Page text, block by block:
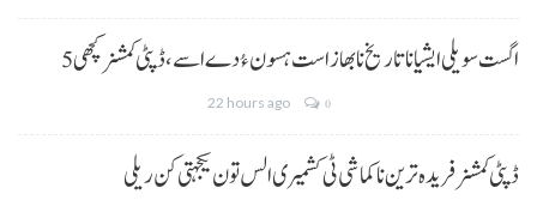
5 اگست سویلی ایشیا نا تاریخ نا بھاز است ہسون ءُ دے اسے،ڈپٹی کمشنر کچھی
22 hours ago 0
ڈپٹی کمشنر فریدہ ترین نا کماشی ٹی کشمیری الس تون یکجہتی کن ریلی